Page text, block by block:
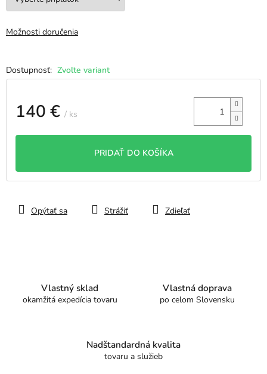
Zvoľte variant
Možnosti doručenia
140 € / ks
PRIDAŤ DO KOŠÍKA
Opýtať sa Strážiť Zdieľať
Vlastný sklad
okamžitá expedícia tovaru
Vlastná doprava
po celom Slovensku
Nadštandardná kvalita
tovaru a služieb